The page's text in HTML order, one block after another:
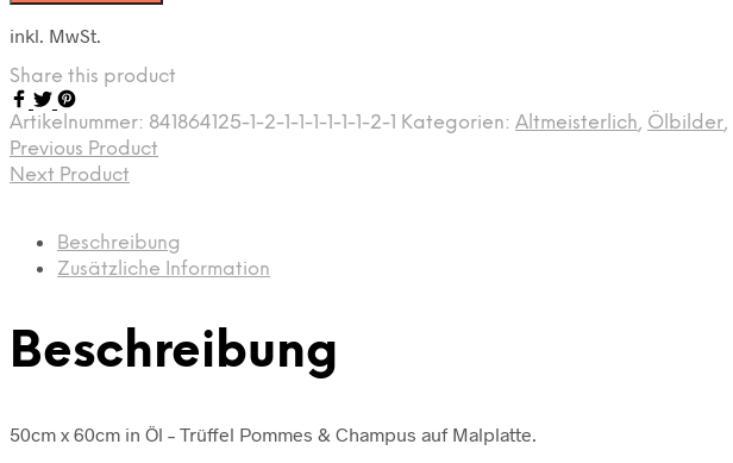
inkl. MwSt.
Share this product
Artikelnummer: 841864125-1-2-1-1-1-1-1-1-2-1 Kategorien: Altmeisterlich, Ölbilder,
Previous Product
Next Product
Beschreibung
Zusätzliche Information
Beschreibung
50cm x 60cm in Öl – Trüffel Pommes & Champus auf Malplatte.